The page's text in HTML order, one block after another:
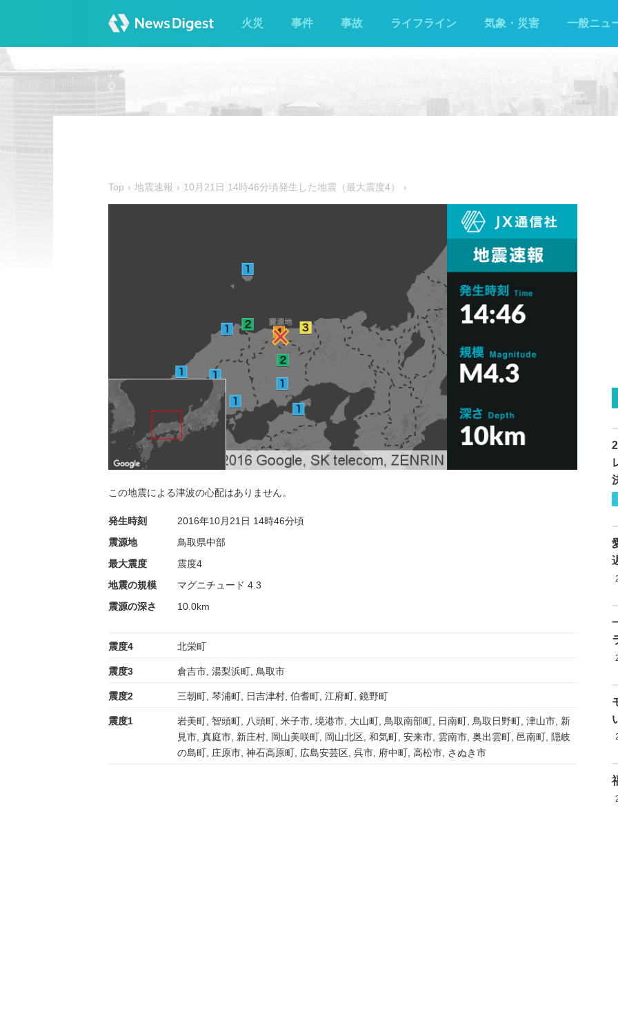
火災 事件 事故 ライフライン 気象・災害 一般ニュ
Top 地震速報 10月21日 14時46分頃発生した地震（最大震度4）
この地震による津波の心配はありません。
発生時刻 2016年10月21日 14時46分頃
震源地
鳥取県中部
最大震度
震度4
地震の規模
マグニチュード 4.3
震源の深さ
10.0km
震度4 北栄町
震度3 倉吉市, 湯梨浜町, 鳥取市
震度2 三朝町, 琴浦町, 日吉津村, 伯耆町, 江府町, 鏡野町
震度1
岩美町, 智頭町, 八頭町, 米子市, 境港市, 大山町, 鳥取南部町, 日南町, 鳥取日野町, 津山市, 新
見市, 真庭市, 新庄村, 岡山美咲町, 岡山北区, 和気町, 安来市, 雲南市, 奥出雲町, 邑南町, 隠岐
の島町, 庄原市, 神石高原町, 広島安芸区, 呉市, 府中町, 高松市, さぬき市